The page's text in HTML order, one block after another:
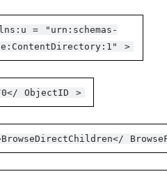
=
"urn:schemas-
>
ObjectID >